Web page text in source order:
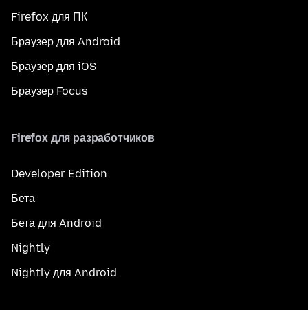
Firefox для ПК
Браузер для Android
Браузер для iOS
Браузер Focus
Firefox для разработчиков
Developer Edition
Бета
Бета для Android
Nightly
Nightly для Android